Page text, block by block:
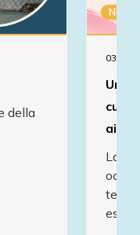
della
NEWS
03/07/
ai
La